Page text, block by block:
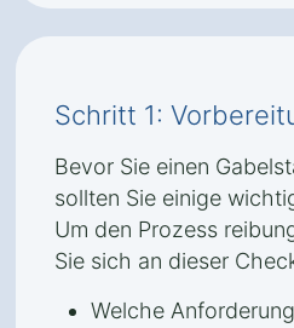
Schritt 1:
Bevor Sie einen
sollten Sie einige
Um den Prozess
Sie sich an dieser
Welche